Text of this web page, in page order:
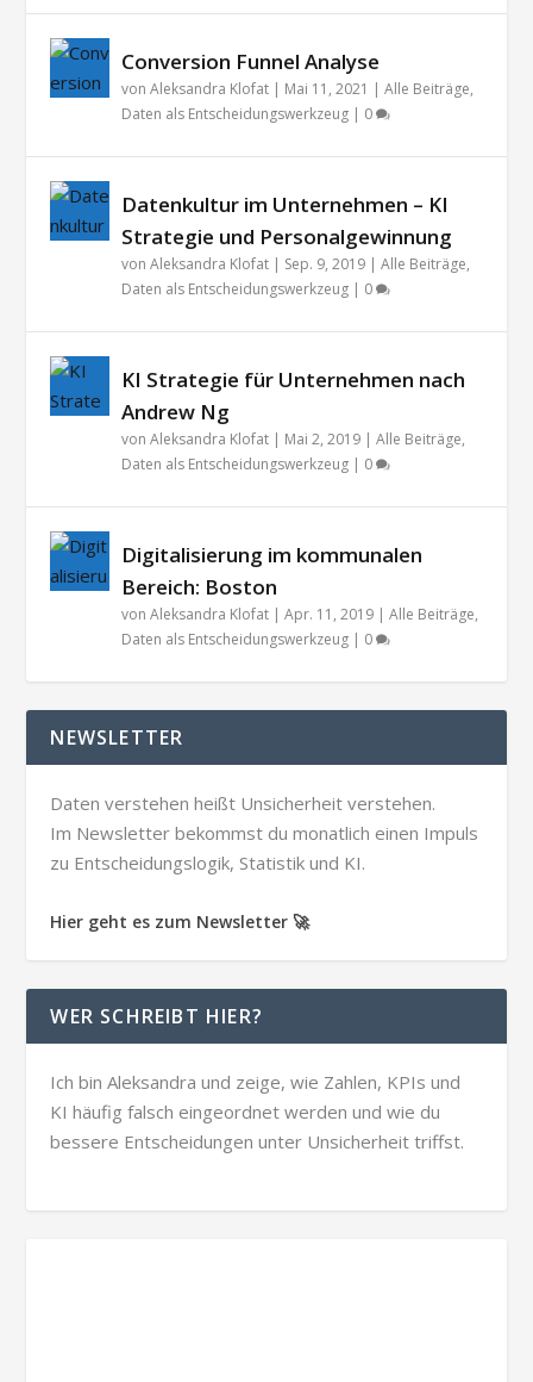
Conversion Funnel Analyse
vonAleksandra Klofat | Mai 11, 2021 |Alle Beiträge,
Daten als Entscheidungswerkzeug | 0
Datenkultur im Unternehmen – KI
Strategie und Personalgewinnung
vonAleksandra Klofat | Sep. 9, 2019 |Alle Beiträge,
Daten als Entscheidungswerkzeug | 0
KI Strategie für Unternehmen nach
Andrew Ng
vonAleksandra Klofat | Mai 2, 2019 |Alle Beiträge,
Daten als Entscheidungswerkzeug | 0
Digitalisierung im kommunalen
Bereich: Boston
vonAleksandra Klofat |Apr. 11, 2019 |Alle Beiträge,
Daten als Entscheidungswerkzeug | 0
NEWSLETTER
Daten verstehen heißt Unsicherheit verstehen.
Im Newsletter bekommst du monatlich einen Impuls
zu Entscheidungslogik, Statistik und KI.
Hier geht es zum Newsletter 🚀
WER SCHREIBT HIER?
Ich bin Aleksandra und zeige, wie Zahlen, KPIs und
KI häufig falsch eingeordnet werden und wie du
bessere Entscheidungen unter Unsicherheit triffst.